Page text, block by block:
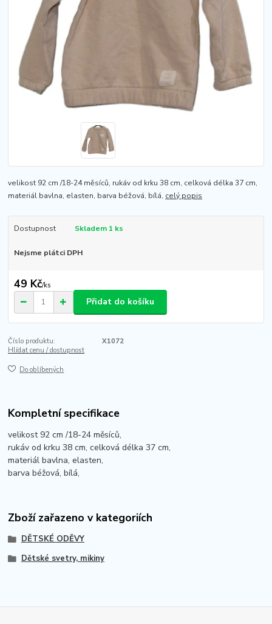
velikost 92 cm /18-24 měsíců, rukáv od krku 38 cm, celková délka 37 cm,
materiál bavlna, elasten, barva béžová, bílá, celý popis
Dostupnost Skladem 1 ks
Nejsme plátci DPH
49 Kč/ks
Přidat do košíku
Číslo produktu:
X1072
Hlídat cenu / dostupnost
Do oblíbených
Kompletní specifikace
velikost 92 cm /18-24 měsíců,
rukáv od krku 38 cm, celková délka 37 cm,
materiál bavlna, elasten,
barva béžová, bílá,
Zboží zařazeno v kategoriích
DĚTSKÉ ODĚVY
Dětské svetry, mikiny